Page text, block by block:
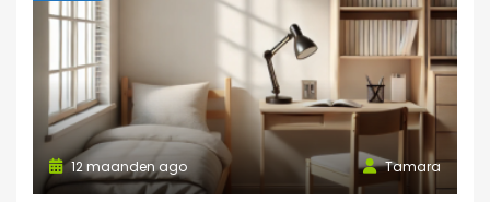
Tamara
12 maanden ago